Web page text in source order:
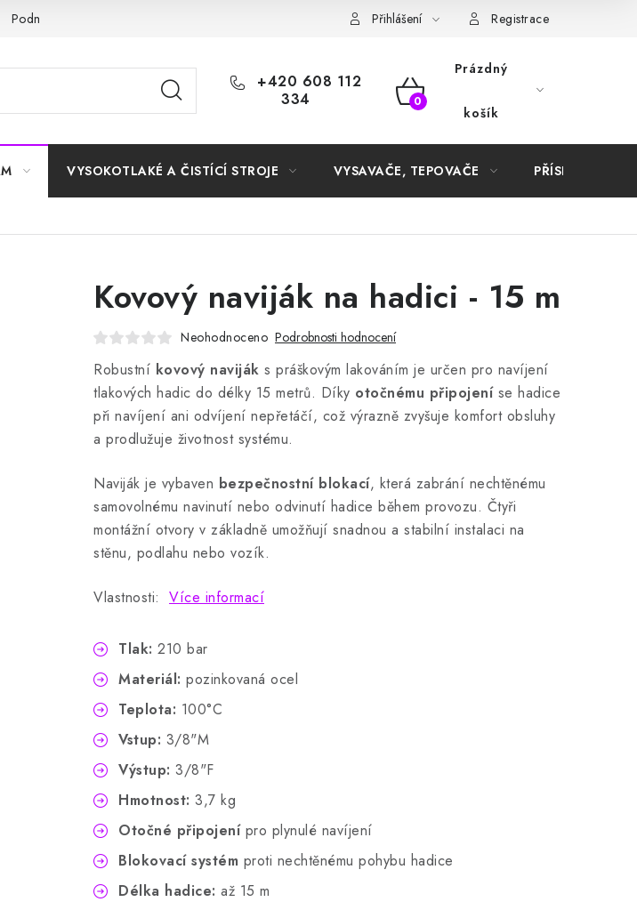
Podmínky ochrany osobních údajů Samoobslužné platební terminály
Přihlášení Registrace
+420 608 112
334
NÁKUPNÍ
Prázdný
košík
VYSOKOTLAKÉ A ČISTÍCÍ STROJE VYSAVAČE, TEPOVAČE PŘÍSLUŠENSTVÍ
Kovový naviják na hadici - 15 m
Neohodnoceno Podrobnosti hodnocení
Robustní kovový naviják s práškovým lakováním je určen pro navíjení
tlakových hadic do délky 15 metrů. Díky otočnému připojeníse hadice
při navíjení ani odvíjení nepřetáčí, což výrazně zvyšuje komfort obsluhy
a prodlužuje životnost systému.
Naviják je vybaven bezpečnostní blokací, která zabrání nechtěnému
samovolnému navinutí nebo odvinutí hadice během provozu. Čtyři
montážní otvory v základně umožňují snadnou a stabilní instalaci na
stěnu, podlahu nebo vozík.
Vlastnosti: Více informací
Tlak: 210 bar
Materiál: pozinkovaná ocel
Teplota: 100°C
Vstup: 3/8"M
Výstup: 3/8"F
Hmotnost: 3,7 kg
Otočné připojenípro plynulé navíjení
Blokovací systém proti nechtěnému pohybu hadice
Délka hadice: až 15 m